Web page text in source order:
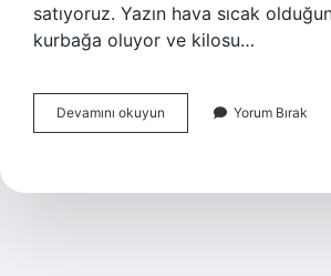
satıyoruz. Yazın hava sıcak
kurbağa oluyor ve kilosu…
Devamını okuyun Kurbağa
Neden
Yorum Bırak